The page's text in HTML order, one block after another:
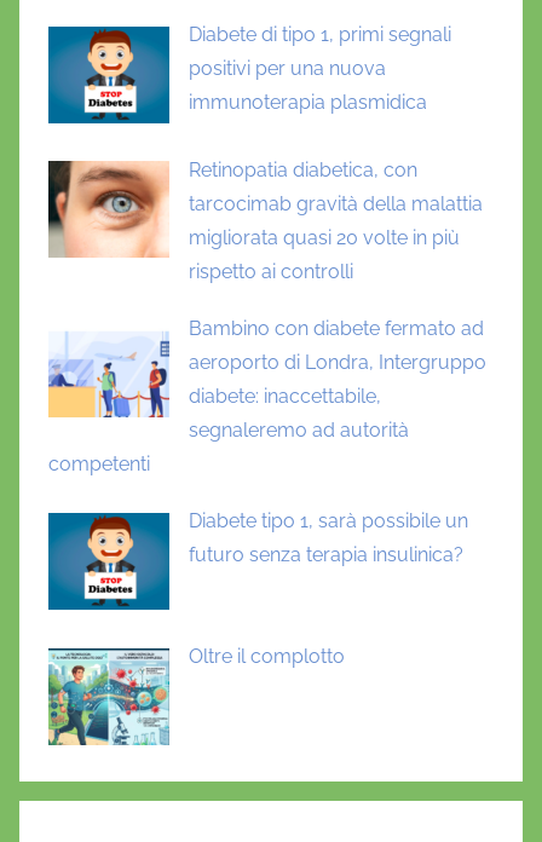
Diabete di tipo 1, primi segnali
positivi per una nuova
immunoterapia plasmidica
Retinopatia diabetica, con
tarcocimab gravità della malattia
migliorata quasi 20 volte in più
rispetto ai controlli
Bambino con diabete fermato ad
aeroporto di Londra, Intergruppo
diabete: inaccettabile,
segnaleremo ad autorità
competenti
Diabete tipo 1, sarà possibile un
futuro senza terapia insulinica?
Oltre il complotto